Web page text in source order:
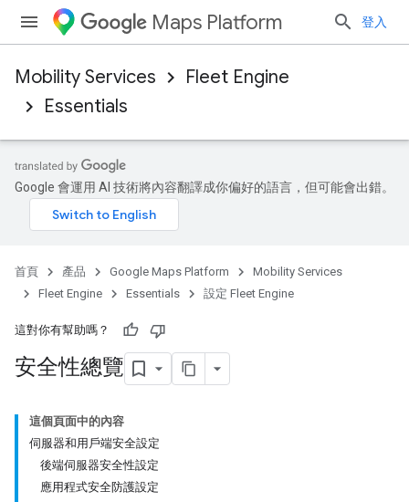
Maps Platform 登入
Mobility Services
Fleet Engine
Essentials
Google 會運用 AI 技術將內容翻譯成你偏好的語言，但可能會出錯。
首頁 產品 Google Maps Platform
Mobility Services
Fleet Engine
Essentials 設定 Fleet Engine
這對你有幫助嗎？
安全性總覽
這個頁面中的內容
伺服器和用戶端安全設定
後端伺服器安全性設定
應用程式安全防護設定